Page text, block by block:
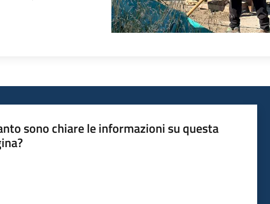
sono chiare le informazioni su questa